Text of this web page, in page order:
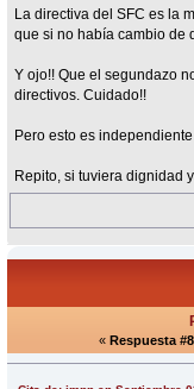
La directiva del SFC es la
que si no había cambio de
Y ojo!! Que el segundazo
directivos. Cuidado!!
Pero esto es
Repito, si tuviera dignidad
« Respuesta